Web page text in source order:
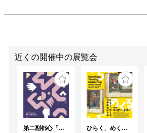
近くの開催中の展覧会
第二副都心「しろへびを探せ」
ひらく、めくる、めぐる ー 印刷博物館の美しい印刷